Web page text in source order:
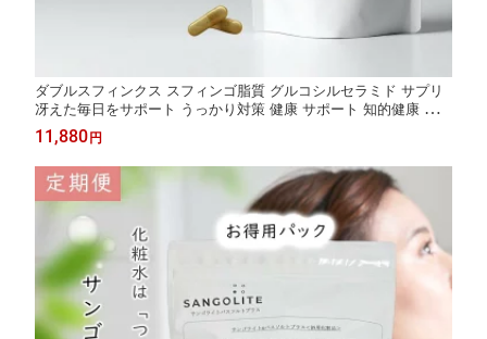
ダブルスフィンクス スフィンゴ脂質 グルコシルセラミド サプリ
冴えた毎日をサポート うっかり対策 健康 サポート 知的健康 シニ
ア 中高年 考える力 クリアな日々 サプリメント W-Sphinx 送料無
料 60粒入 1袋 約30日分 日本産
11,880 円